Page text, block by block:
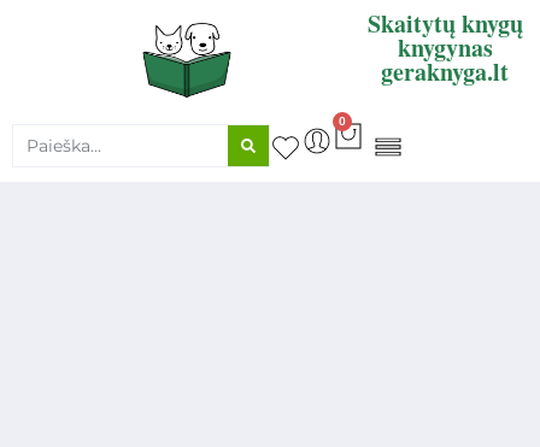
Skaitytų knygų
knygynas
geraknyga.lt
0